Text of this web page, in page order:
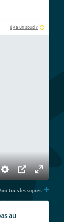
Il y a un souci ?
Settings
PIP
Enter
tous les signes +
au